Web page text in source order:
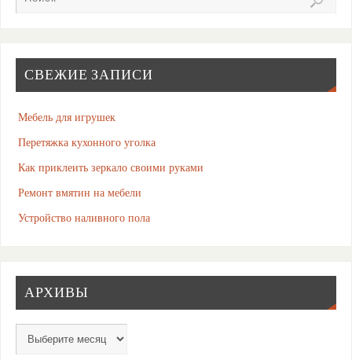
СВЕЖИЕ ЗАПИСИ
Мебель для игрушек
Перетяжка кухонного уголка
Как приклеить зеркало своими руками
Ремонт вмятин на мебели
Устройство наливного пола
АРХИВЫ